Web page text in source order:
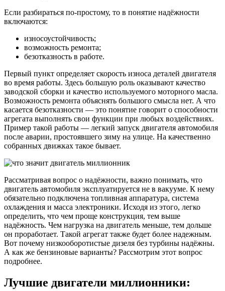
Если разбираться по-простому, то в понятие надёжности
включаются:
износоустойчивость;
возможность ремонта;
безотказность в работе.
Первый пункт определяет скорость износа деталей двигателя
во время работы. Здесь большую роль оказывают качество
заводской сборки и качество используемого моторного масла.
Возможность ремонта объяснять большого смысла нет. А что
касается безотказности — это понятие говорит о способности
агрегата выполнять свои функции при любых воздействиях.
Пример такой работы — легкий запуск двигателя автомобиля
после аварии, простоявшего зиму на улице. На качественно
собранных движках такое бывает.
Рассматривая вопрос о надёжности, важно понимать, что
двигатель автомобиля эксплуатируется не в вакууме. К нему
обязательно подключена топливная аппаратура, система
охлаждения и масса электроники. Исходя из этого, легко
определить, что чем проще конструкция, тем выше
надёжность. Чем нагрузка на двигатель меньше, тем дольше
он проработает. Такой агрегат также будет более надежным.
Вот почему низкооборотистые дизеля без турбины надёжны.
А как же бензиновые варианты? Рассмотрим этот вопрос
подробнее.
Лучшие двигатели миллионники: